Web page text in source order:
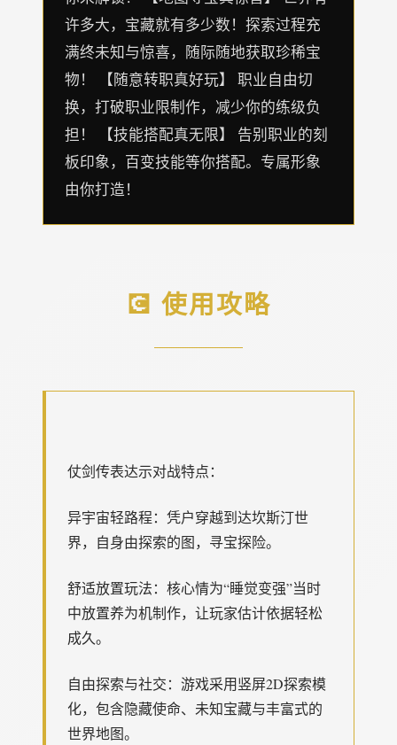
许多大，宝藏就有多少数！探索过程充
满终未知与惊喜，随际随地获取珍稀宝
物！ 【随意转职真好玩】 职业自由切
换，打破职业限制作，减少你的练级负
担！ 【技能搭配真无限】 告别职业的刻
板印象，百变技能等你搭配。专属形象
由你打造！
💽 使用攻略
仗剑传表达示对战特点：
异宇宙轻路程：凭户穿越到达坎斯汀世
界，自身由探索的图，寻宝探险。
舒适放置玩法：核心情为“睡觉变强”当时
中放置养为机制作，让玩家估计依据轻松
成久。
自由探索与社交：游戏采用竖屏2D探索模
化，包含隐藏使命、未知宝藏与丰富式的
世界地图。